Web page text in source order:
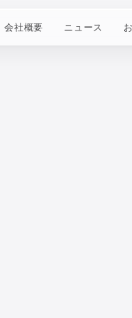
会社概要 ニュース